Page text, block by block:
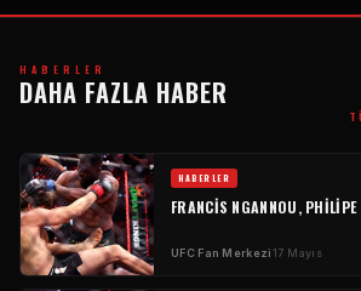
HABERLER
DAHA FAZLA HABER
HABERLER
FRANCIS NGANNOU,
UFCFan Merkezi17 Mayıs